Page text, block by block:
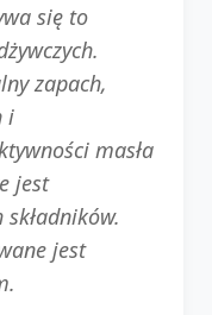
się to
zapach,
i
masła
jest
jest